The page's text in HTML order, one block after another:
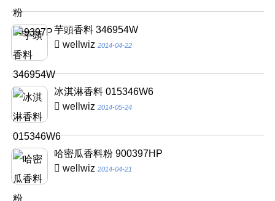
芋頭香料 346954W
wellwiz 2014-04-22
冰淇淋香料 015346W6
wellwiz 2014-05-24
哈密瓜香料粉 900397HP
wellwiz 2014-04-21